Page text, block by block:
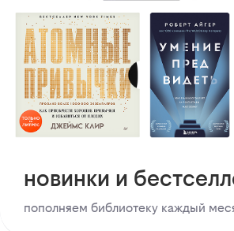
новинки и
пополняем библиотеку каждый